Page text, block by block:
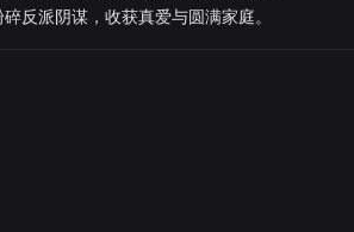
反派阴谋，收获真爱与圆满家庭。